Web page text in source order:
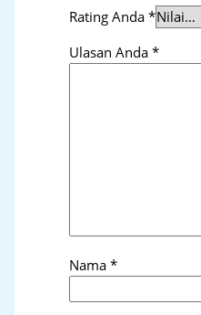
Rating Anda*
Ulasan Anda*
Nama*